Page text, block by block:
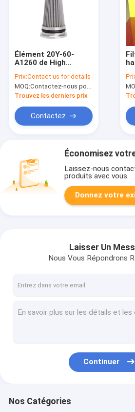
Élément 20Y-60-
A1260 de High
d'excavatrice de
KOMATSU PC270-7
Prix:Contact us for details
MOQ:Contactez-nous pour des détails
Trouvez les derniers prix
Contactez
Économisez
Laissez-nous
produits avec vous.
Donnez votre
Laisser Un
Nous Vous Répondrons
Continuer
Nos Catégories